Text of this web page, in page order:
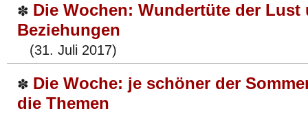
✽ Die Wochen: Wundertüte der
Beziehungen
(31. Juli 2017)
✽ Die Woche: je schöner der
die Themen